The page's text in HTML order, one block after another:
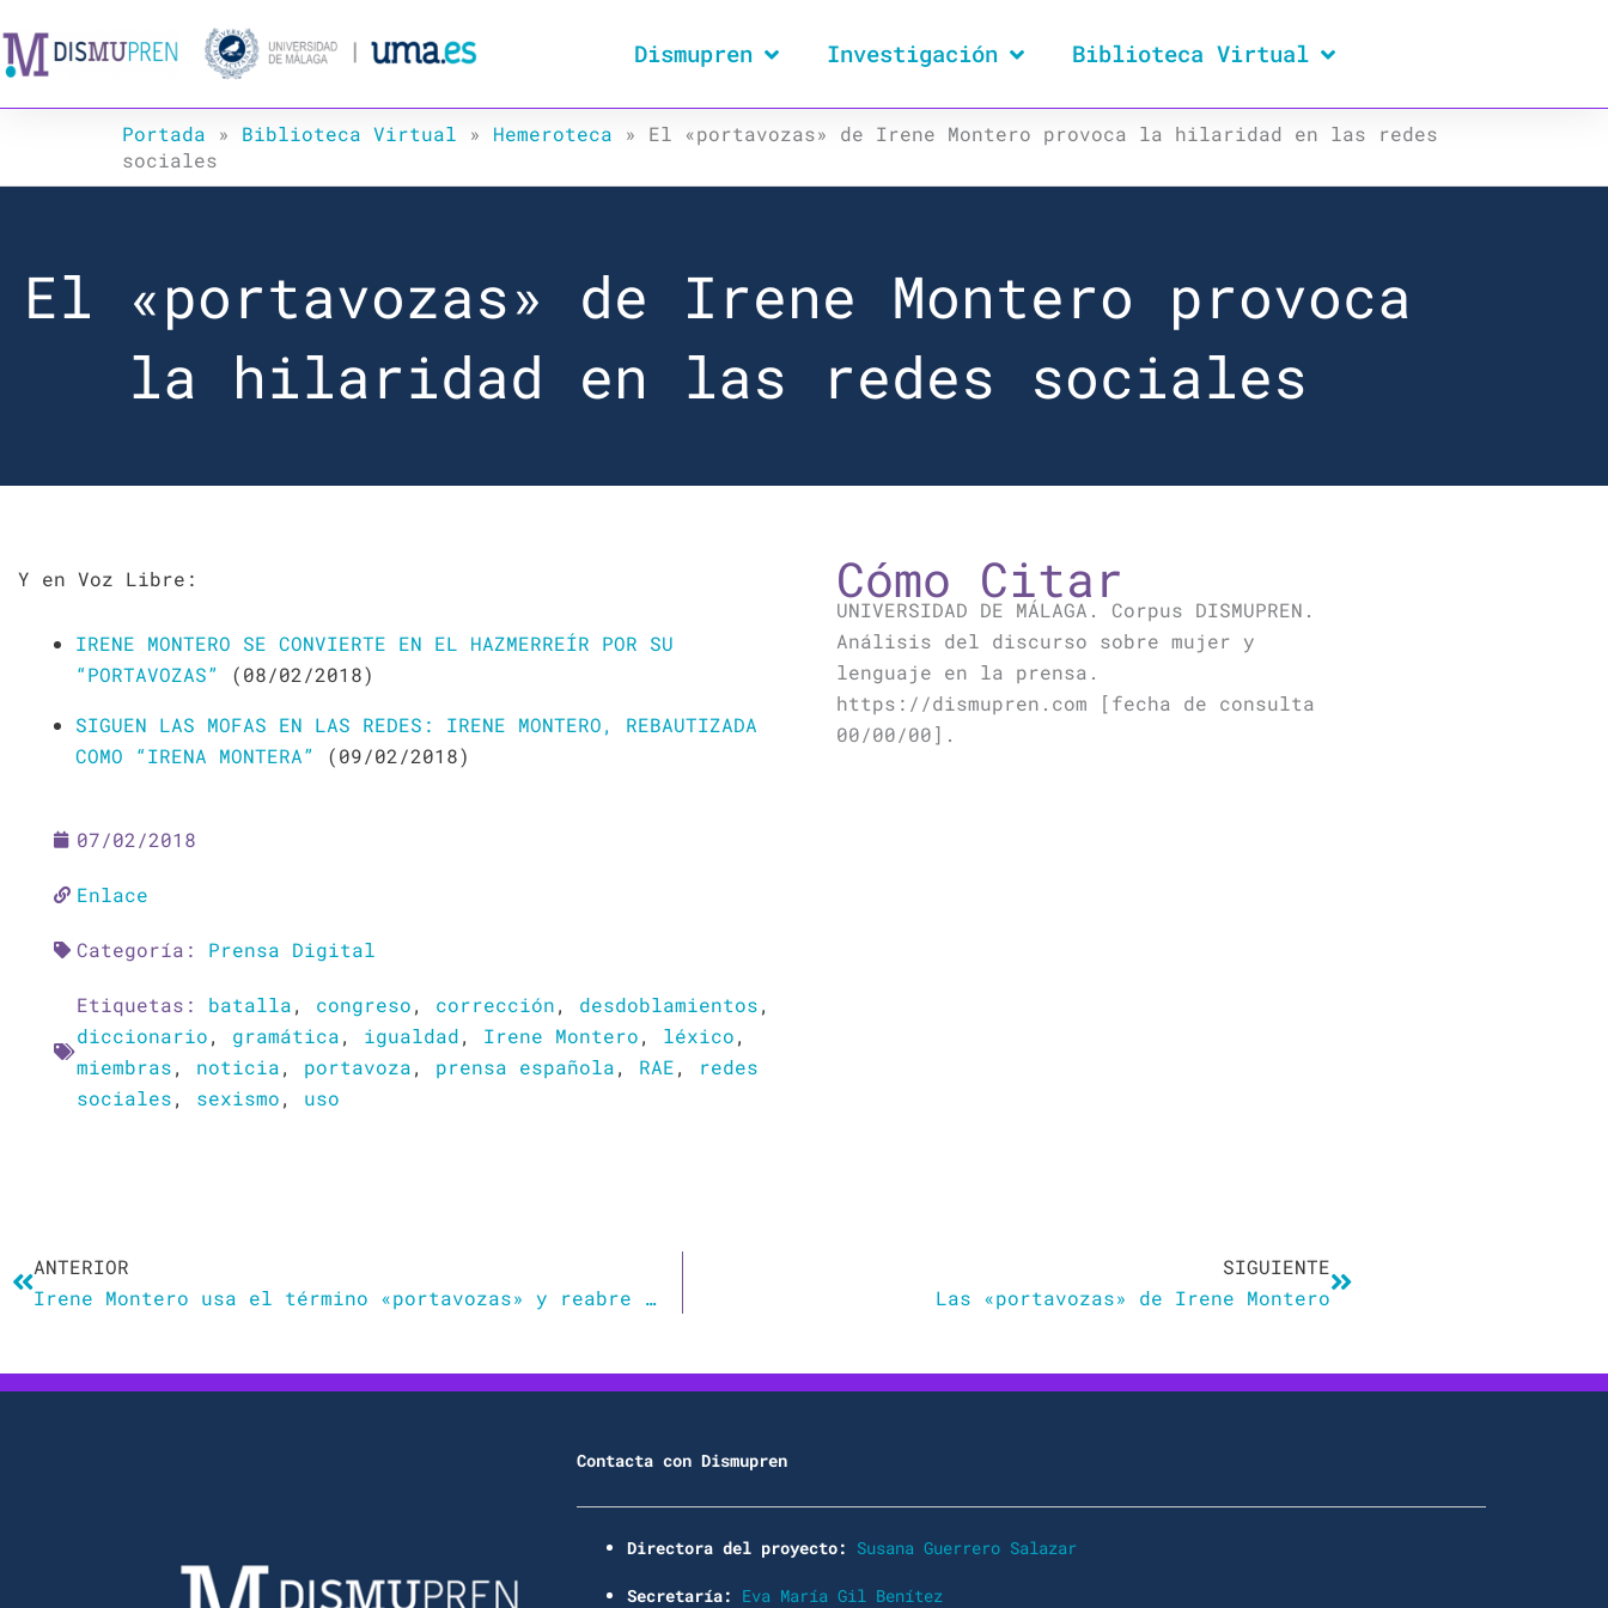
al
contenido
Dismupren Investigación Biblioteca Virtual
Portada » Biblioteca Virtual » Hemeroteca » El «portavozas» de Irene Montero provoca la hilaridad en las redes
sociales
El «portavozas» de Irene Montero provoca
la hilaridad en las redes sociales
Y en Voz Libre:
IRENE MONTERO SE CONVIERTE EN EL HAZMERREÍR POR SU
“PORTAVOZAS”
(08/02/2018)
SIGUEN LAS MOFAS EN LAS REDES: IRENE MONTERO, REBAUTIZADA
COMO “IRENA MONTERA” (09/02/2018)
07/02/2018
Enlace
Categoría: Prensa Digital
Etiquetas: batalla, congreso, corrección, desdoblamientos,
diccionario, gramática, igualdad, Irene Montero, léxico,
miembras, noticia, portavoza, prensa española, RAE, redes
sociales, sexismo, uso
Cómo Citar
UNIVERSIDAD DE MÁLAGA. Corpus DISMUPREN.
Análisis del discurso sobre mujer y
lenguaje en la prensa.
https://dismupren.com [fecha de consulta
00/00/00].
ANTERIOR
Irene Montero usa el término «portavozas» y reabre la polémica sobre el lenguaje sexista
SIGUIENTE
Las «portavozas» de Irene Montero
Contacta con Dismupren
Directora del proyecto: Susana Guerrero Salazar
Secretaría: Eva María Gil Benítez